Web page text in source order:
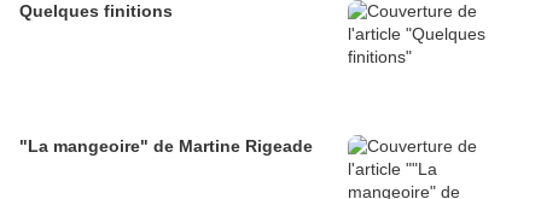
Quelques finitions
"La mangeoire" de Martine Rigeade